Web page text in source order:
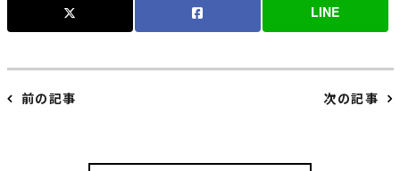
LINE
前の記事 次の記事